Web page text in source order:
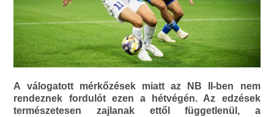
A válogatott mérkőzések miatt az NB II-ben nem
rendeznek fordulót ezen a hétvégén. Az edzések
természetesen zajlanak ettől függetlenül, a